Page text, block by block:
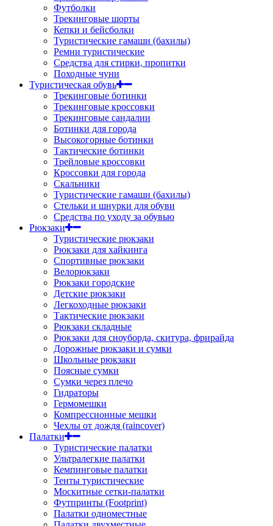
Футболки
Трекинговые шорты
Кепки и бейсболки
Туристические гамаши (бахилы)
Ремни туристические
Средства для стирки, пропитки
Походные чуни
Туристическая обувь
Трекинговые ботинки
Трекинговые кроссовки
Трекинговые сандалии
Ботинки для города
Высокогорные ботинки
Тактические ботинки
Трейловые кроссовки
Кроссовки для города
Скальники
Туристические гамаши (бахилы)
Стельки и шнурки для обуви
Средства по уходу за обувью
Рюкзаки
Туристические рюкзаки
Рюкзаки для хайкинга
Спортивные рюкзаки
Велорюкзаки
Рюкзаки городские
Детские рюкзаки
Легкоходные рюкзаки
Тактические рюкзаки
Рюкзаки складные
Рюкзаки для сноуборда, скитура, фрирайда
Дорожные рюкзаки и сумки
Школьные рюкзаки
Поясные сумки
Сумки через плечо
Гидраторы
Гермомешки
Компрессионные мешки
Чехлы от дождя (raincover)
Палатки
Туристические палатки
Ультралегкие палатки
Кемпинговые палатки
Тенты туристические
Москитные сетки-палатки
Футпринты (Footprint)
Палатки одноместные